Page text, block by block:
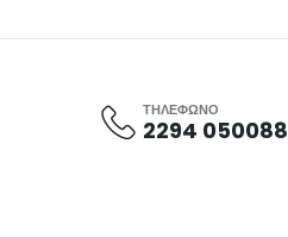
ΤΗΛΕΦΩΝΟ
2294 050088